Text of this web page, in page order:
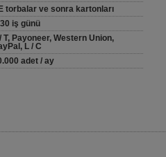
torbalar ve sonra kartonları
iş günü
T, Payoneer, Western Union,
L / C
adet / ay